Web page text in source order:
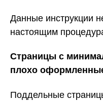
Данные инструкции
настоящим
Страницы с
плохо
Поддельные